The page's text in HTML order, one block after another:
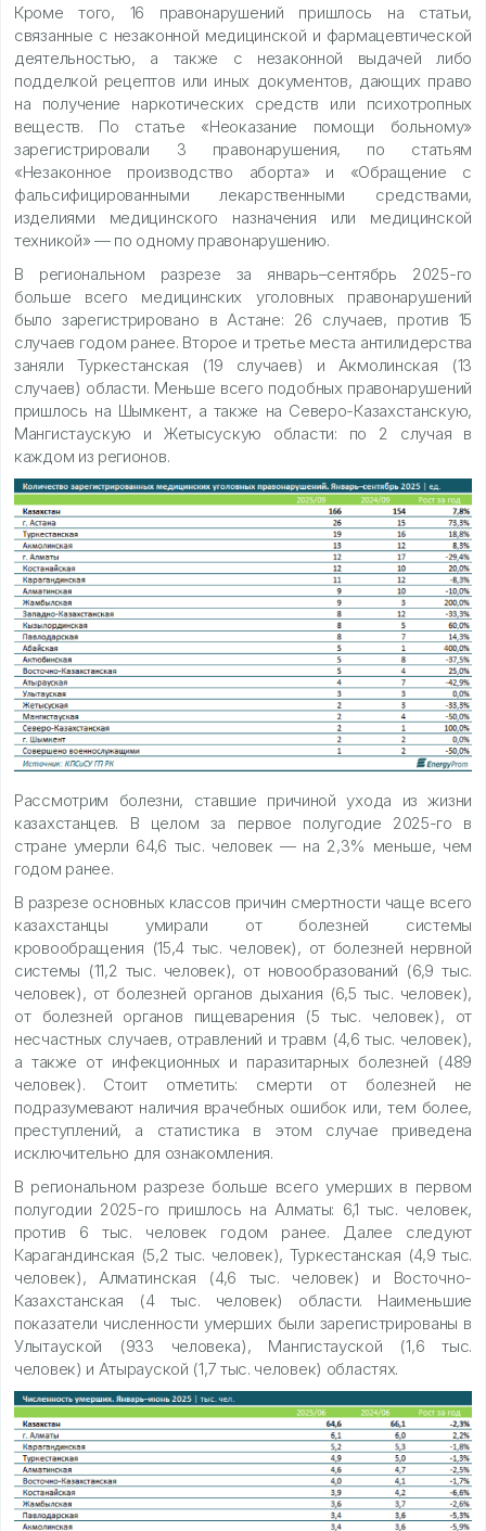
Кроме того, 16 правонарушений пришлось на статьи,
связанные с незаконной медицинской и фармацевтической
деятельностью, а также с незаконной выдачей либо
подделкой рецептов или иных документов, дающих право
на получение наркотических средств или психотропных
веществ. По статье «Неоказание помощи больному»
зарегистрировали 3 правонарушения, по статьям
«Незаконное производство аборта» и «Обращение с
фальсифицированными лекарственными средствами,
изделиями медицинского назначения или медицинской
техникой» — по одному правонарушению.
В региональном разрезе за январь–сентябрь 2025-го
больше всего медицинских уголовных правонарушений
было зарегистрировано в Астане: 26 случаев, против 15
случаев годом ранее. Второе и третье места антилидерства
заняли Туркестанская (19 случаев) и Акмолинская (13
случаев) области. Меньше всего подобных правонарушений
пришлось на Шымкент, а также на Северо-Казахстанскую,
Мангистаускую и Жетысускую области: по 2 случая в
каждом из регионов.
Рассмотрим болезни, ставшие причиной ухода из жизни
казахстанцев. В целом за первое полугодие 2025-го в
стране умерли 64,6 тыс. человек — на 2,3% меньше, чем
годом ранее.
В разрезе основных классов причин смертности чаще всего
казахстанцы умирали от болезней системы
кровообращения (15,4 тыс. человек), от болезней нервной
системы (11,2 тыс. человек), от новообразований (6,9 тыс.
человек), от болезней органов дыхания (6,5 тыс. человек),
от болезней органов пищеварения (5 тыс. человек), от
несчастных случаев, отравлений и травм (4,6 тыс. человек),
а также от инфекционных и паразитарных болезней (489
человек). Стоит отметить: смерти от болезней не
подразумевают наличия врачебных ошибок или, тем более,
преступлений, а статистика в этом случае приведена
исключительно для ознакомления.
В региональном разрезе больше всего умерших в первом
полугодии 2025-го пришлось на Алматы: 6,1 тыс. человек,
против 6 тыс. человек годом ранее. Далее следуют
Карагандинская (5,2 тыс. человек), Туркестанская (4,9 тыс.
человек), Алматинская (4,6 тыс. человек) и Восточно-
Казахстанская (4 тыс. человек) области. Наименьшие
показатели численности умерших были зарегистрированы в
Улытауской (933 человека), Мангистауской (1,6 тыс.
человек) и Атырауской (1,7 тыс. человек) областях.